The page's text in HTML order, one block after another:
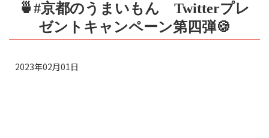
🍵#京都のうまいもん Twitterプレ
ゼントキャンペーン第四弾🍪
2023年02月01日